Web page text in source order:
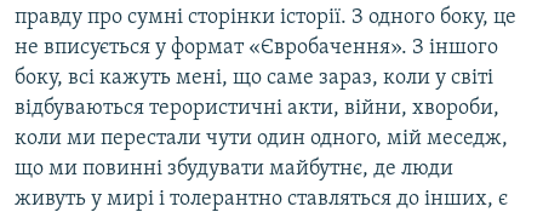
правду про сумні сторінки історії. З одного боку, це
не вписується у формат «Євробачення». З іншого
боку, всі кажуть мені, що саме зараз, коли у світі
відбуваються терористичні акти, війни, хвороби,
коли ми перестали чути один одного, мій меседж,
що ми повинні збудувати майбутнє, де люди
живуть у мирі і толерантно ставляться до інших, є